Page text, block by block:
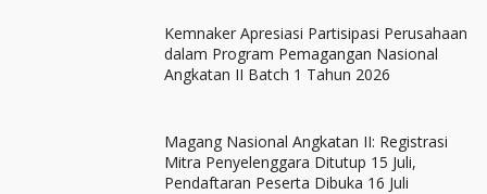
Kemnaker Apresiasi Partisipasi Perusahaan
dalam Program Pemagangan Nasional
Angkatan II Batch 1 Tahun 2026
Magang Nasional Angkatan II: Registrasi
Mitra Penyelenggara Ditutup 15 Juli,
Pendaftaran Peserta Dibuka 16 Juli